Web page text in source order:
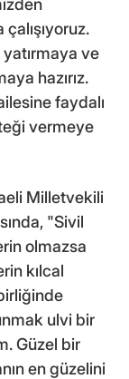
ve
hazırız.
faydalı
vermeye
Milletvekili
"Sivil
olmazsa
kılcal
ulvi bir
Güzel bir
en güzelini